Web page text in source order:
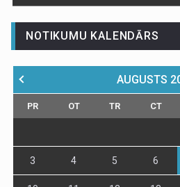
NOTIKUMU KALENDĀRS
AUGUSTS
PR OT TR CT
3 4 5 6